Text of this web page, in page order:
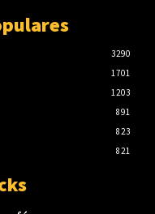
3290
1701
1203
891
823
821